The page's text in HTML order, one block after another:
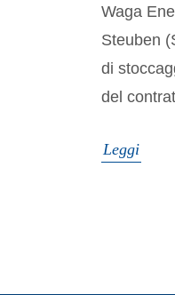
Waga
Steuben
di
del
Leggi